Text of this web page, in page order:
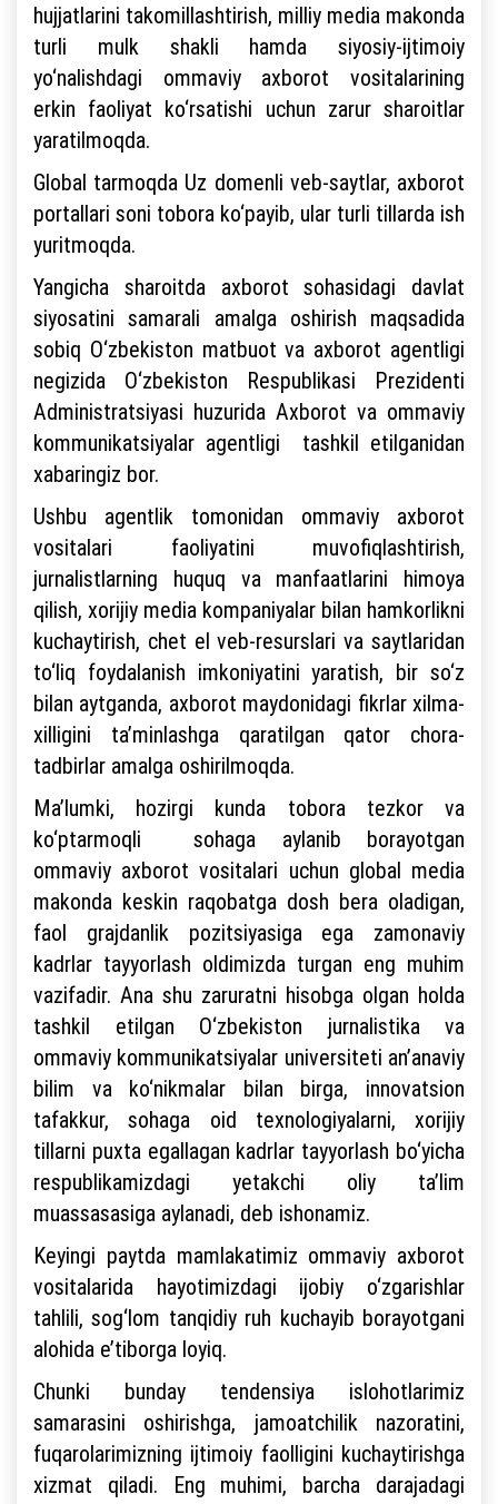
hujjatlarini takomillashtirish, milliy media makonda
turli mulk shakli hamda siyosiy-ijtimoiy
yo‘nalishdagi ommaviy axborot vositalarining
erkin faoliyat ko‘rsatishi uchun zarur sharoitlar
yaratilmoqda.
Global tarmoqda Uz domenli veb-saytlar, axborot
portallari soni tobora ko‘payib, ular turli tillarda ish
yuritmoqda.
Yangicha sharoitda axborot sohasidagi davlat
siyosatini samarali amalga oshirish maqsadida
sobiq O‘zbekiston matbuot va axborot agentligi
negizida O‘zbekiston Respublikasi Prezidenti
Administratsiyasi huzurida Axborot va ommaviy
kommunikatsiyalar agentligi tashkil etilganidan
xabaringiz bor.
Ushbu agentlik tomonidan ommaviy axborot
vositalari faoliyatini muvofiqlashtirish,
jurnalistlarning huquq va manfaatlarini himoya
qilish, xorijiy media kompaniyalar bilan hamkorlikni
kuchaytirish, chet el veb-resurslari va saytlaridan
to‘liq foydalanish imkoniyatini yaratish, bir so‘z
bilan aytganda, axborot maydonidagi fikrlar xilma-
xilligini ta’minlashga qaratilgan qator chora-
tadbirlar amalga oshirilmoqda.
Ma’lumki, hozirgi kunda tobora tezkor va
ko‘ptarmoqli sohaga aylanib borayotgan
ommaviy axborot vositalari uchun global media
makonda keskin raqobatga dosh bera oladigan,
faol grajdanlik pozitsiyasiga ega zamonaviy
kadrlar tayyorlash oldimizda turgan eng muhim
vazifadir. Ana shu zaruratni hisobga olgan holda
tashkil etilgan O‘zbekiston jurnalistika va
ommaviy kommunikatsiyalar universiteti an’anaviy
bilim va ko‘nikmalar bilan birga, innovatsion
tafakkur, sohaga oid texnologiyalarni, xorijiy
tillarni puxta egallagan kadrlar tayyorlash bo‘yicha
respublikamizdagi yetakchi oliy ta’lim
muassasasiga aylanadi, deb ishonamiz.
Keyingi paytda mamlakatimiz ommaviy axborot
vositalarida hayotimizdagi ijobiy o‘zgarishlar
tahlili, sog‘lom tanqidiy ruh kuchayib borayotgani
alohida e’tiborga loyiq.
Chunki bunday tendensiya islohotlarimiz
samarasini oshirishga, jamoatchilik nazoratini,
fuqarolarimizning ijtimoiy faolligini kuchaytirishga
xizmat qiladi. Eng muhimi, barcha darajadagi